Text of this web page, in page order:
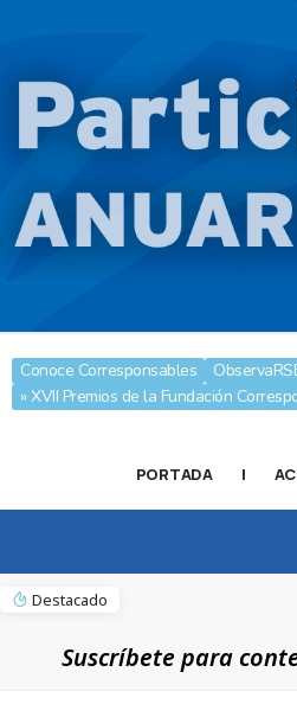
Conoce Corresponsables
» XVII Premios de la Fundación
PORTADA |
Destacado
Suscríbete para